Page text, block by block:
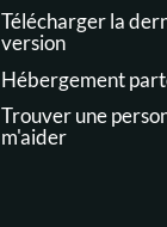
Télécharger la
version
Hébergement
Trouver une
m'aider